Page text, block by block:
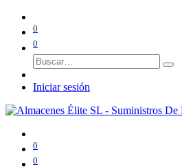
0
0
Iniciar sesión
0
0